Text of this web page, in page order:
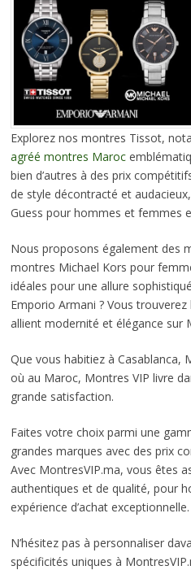
Explorez nos montres Tissot,
agréé montres Maroc
bien d’autres à des prix
de style décontracté et
Guess pour hommes et femmes
Nous proposons également des
montres Michael Kors pour
idéales pour une allure
Emporio Armani ? Vous
allient modernité et élégance sur
Que vous habitiez à Casablanca,
où au Maroc, Montres VIP livre
grande satisfaction.
Faites votre choix parmi une
grandes marques avec des prix
Avec MontresVIP.ma, vous êtes
authentiques et de qualité, pour
expérience d’achat exceptionnelle.
N’hésitez pas à personnaliser
spécificités uniques à